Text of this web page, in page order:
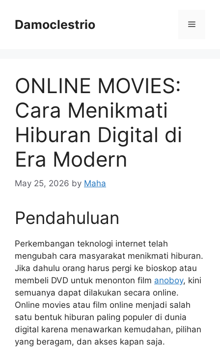
contentDamoclestrio Menu
ONLINE MOVIES:
Cara Menikmati
Hiburan Digital di
Era Modern
May 25, 2026 by Maha
Pendahuluan
Perkembangan teknologi internet telah
mengubah cara masyarakat menikmati hiburan.
Jika dahulu orang harus pergi ke bioskop atau
membeli DVD untuk menonton film anoboy, kini
semuanya dapat dilakukan secara online.
Online movies atau film online menjadi salah
satu bentuk hiburan paling populer di dunia
digital karena menawarkan kemudahan, pilihan
yang beragam, dan akses kapan saja.